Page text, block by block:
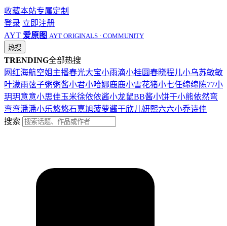
收藏本站专属定制
登录 立即注册
AYT 爱原图 AYT ORIGINALS · COMMUNITY
热搜
TRENDING全部热搜
网红海航空姐 主播春光大宝小雨滴小桂圆春晓程儿小乌苏敏敏
叶濛雨弦子粥粥酱小君小哈娜鹿鹿小雪花猪小七任绵绵 陈77小
玥玥意意小思佳玉米徐依依酱小龙鼠BB酱小饼干小熊依然弯
弯弯潘潘小乐悠悠石嘉旭菠萝酱于欣儿妍熙六六小乔诗佳
搜索